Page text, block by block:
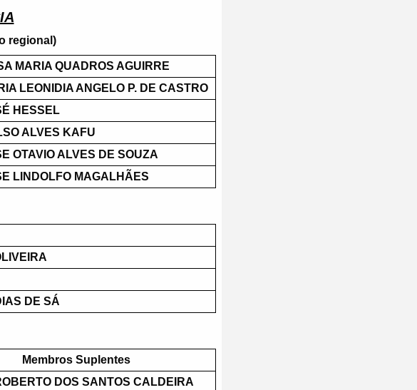
regional)
MARIA QUADROS AGUIRRE
LEONIDIA ANGELO P. DE CASTRO
HESSEL
ALVES KAFU
OTAVIO ALVES DE SOUZA
LINDOLFO MAGALHÃES
DE SÁ
Membros Suplentes
DOS SANTOS CALDEIRA